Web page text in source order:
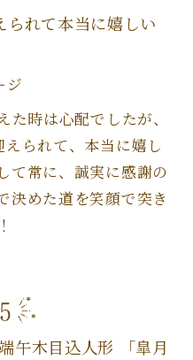
れて本当に嬉しい
ジ
時は心配でしたが、
られて、本当に嬉し
て常に、誠実に感謝の
決めた道を笑顔で突き
午木目込人形 「皐月